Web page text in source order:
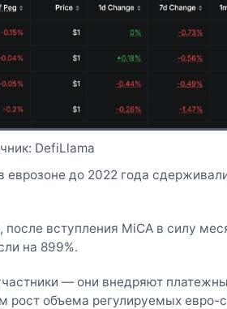
DefiLlama
до 2022 года
вступления MiCA в силу
на 899%.
— они внедряют
рост объема регулируемых евро-